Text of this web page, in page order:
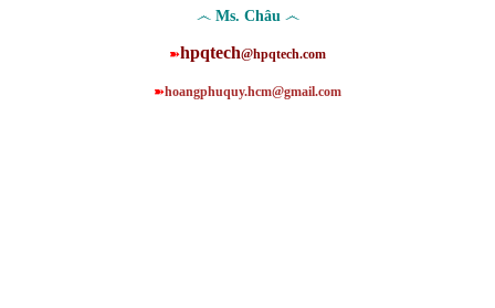
෴Ms. Châu ෴
➽hpqtech@hpqtech.com
➽hoangphuquy.hcm@gmail.com